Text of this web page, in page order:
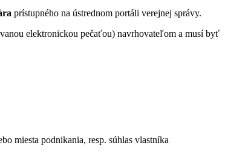
prístupného na ústrednom portáli verejnej správy.
elektronickou pečaťou) navrhovateľom a musí byť
miesta podnikania, resp. súhlas vlastníka